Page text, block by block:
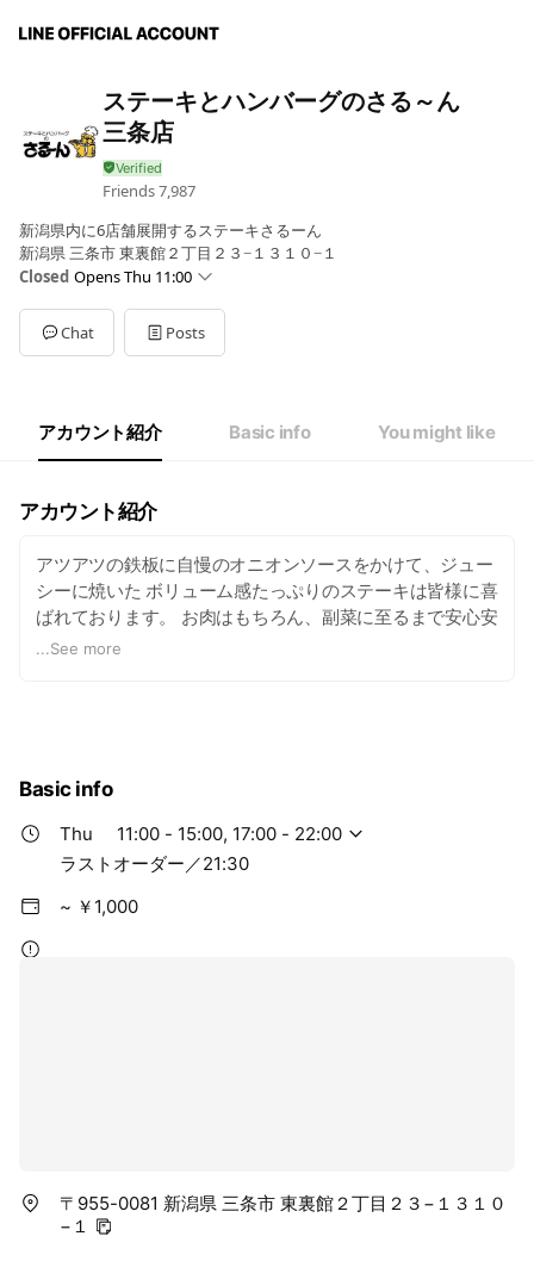
ステーキとハンバーグのさる～ん
三条店
Friends7,987
新潟県内に6店舗展開するステーキさるーん
新潟県 三条市 東裏館２丁目２３−１３１０−１
Closed Opens Thu 11:00
Sun11:00 - 22:00
Mon11:00 - 15:00,17:00 - 22:00
Tue
11:00 - 15:00,17:00 - 22:00
Sat11:00 - 22:00
ラストオーダー／21:30
Chat Posts
アカウント紹介 Basic info You might like
アカウント紹介
アツアツの鉄板に自慢のオニオンソースをかけて、ジュー
シーに焼いた ボリューム感たっぷりのステーキは皆様に喜
ばれております。 お肉はもちろん、副菜に至るまで安心安
全な食材にこだわってお作りしております。 ご家族皆様で
...See more
Basic info
Thu
11:00 - 15:00, 17:00 - 22:00
ラストオーダー／21:30
~ ￥1,000
〒955-0081 新潟県 三条市 東裏館２丁目２３−１３１０
−１